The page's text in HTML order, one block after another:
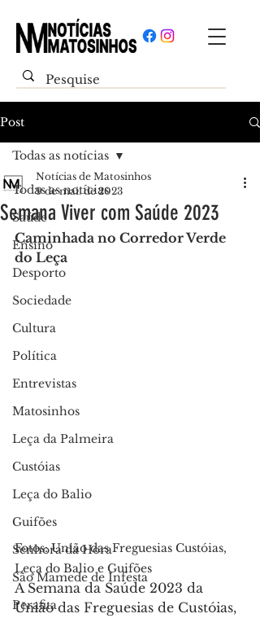
Post
Todas as notícias
Saúde
Ensino
Desporto
Sociedade
Cultura
Política
Entrevistas
Matosinhos
Leça da Palmeira
Custóias
Leça do Balio
Guifões
Senhora da Hora
São Mamede de Infesta
Perafita
Todas as notícias
Semana Viver com Saúde 2023
Notícias de Matosinhos
9 de mai. de 2023
Caminhada no Corredor Verde
do Leça
Fotos: União das Freguesias Custóias,
Leça do Balio e Guifões
A Semana da Saúde 2023 da
União das Freguesias de Custóias,